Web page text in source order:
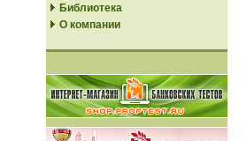
Библиотека
О компании